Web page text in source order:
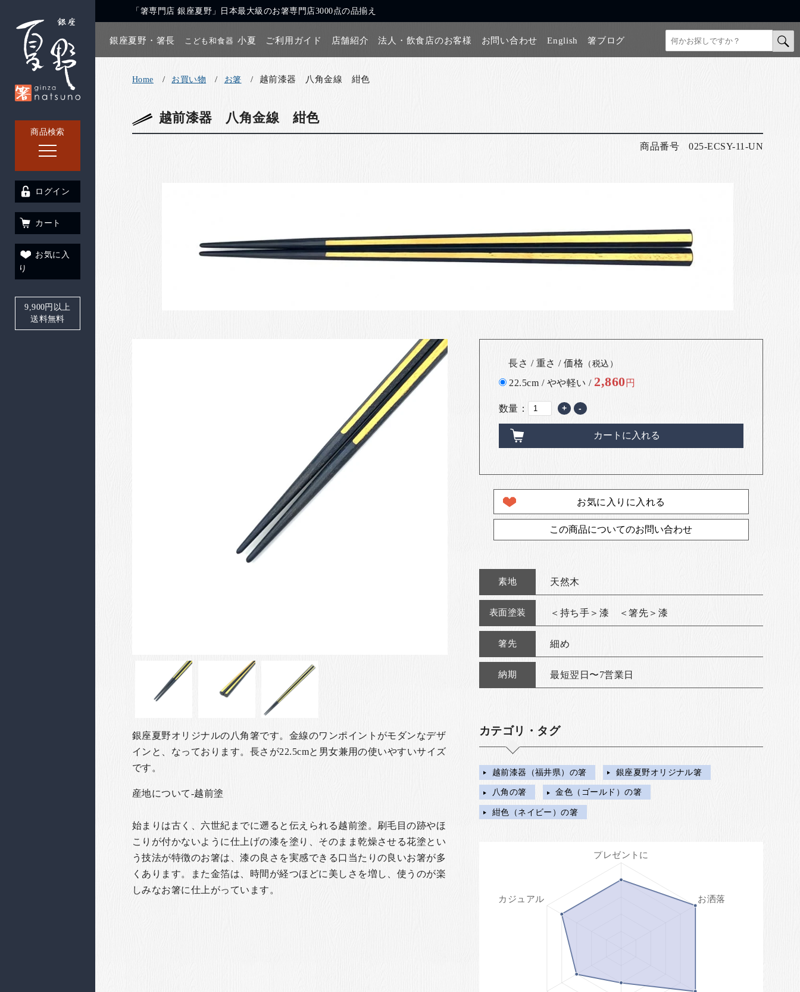
商品検索
「箸専門店 銀座夏野」日本最大級のお箸専門店3000点の品揃え
銀座夏野・箸長 こども和食器 小夏 ご利用ガイド 店舗紹介 法人・飲食店のお客様 お問い合わせ English 箸ブログ
ログイン
カート
お気に入
り
9,900円以上
送料無料
Home お買い物 お箸 越前漆器 八角金線 紺色
越前漆器 八角金線 紺色
商品番号 025-ECSY-11-UN
銀座夏野オリジナルの八角箸です。金線のワンポイントがモダンなデザ
インと、なっております。長さが22.5cmと男女兼用の使いやすいサイズ
です。
産地について-越前塗
始まりは古く、六世紀までに遡ると伝えられる越前塗。刷毛目の跡やほ
こりが付かないように仕上げの漆を塗り、そのまま乾燥させる花塗とい
う技法が特徴のお箸は、漆の良さを実感できる口当たりの良いお箸が多
くあります。また金箔は、時間が経つほどに美しさを増し、使うのが楽
しみなお箸に仕上がっています。
長さ / 重さ / 価格 （税込）
22.5cm / やや軽い / 2,860 円
数量： + -
カートに入れる
お気に入りに入れる
この商品についてのお問い合わせ
素地 天然木
表面塗装 ＜持ち手＞漆 ＜箸先＞漆
箸先 細め
納期 最短翌日〜7営業日
カテゴリ・タグ
越前漆器（福井県）の箸 銀座夏野オリジナル箸
八角の箸 金色（ゴールド）の箸
紺色（ネイビー）の箸